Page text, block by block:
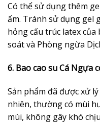
Có thể sử dụng thêm
ẩm. Tránh sử dụng gel
hỏng cấu trúc latex
soát và Phòng ngừa
6. Bao cao su Cá Ngựa
Sản phẩm đã được xử
nhiên, thường có mùi
mùi, không gây khó